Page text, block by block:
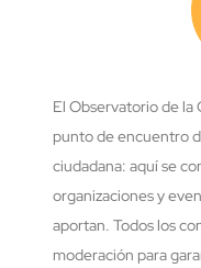
El Observatorio de la
punto de encuentro
ciudadana: aquí se
organizaciones y
aportan. Todos los
moderación para